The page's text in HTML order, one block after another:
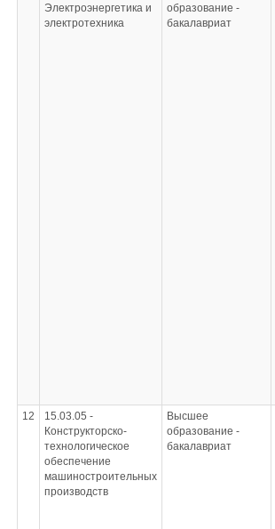
Электроэнергетика и
электротехника
образование -
бакалавриат
12
15.03.05 -
Конструкторско-
технологическое
обеспечение
машиностроительных
производств
Высшее
образование -
бакалавриат